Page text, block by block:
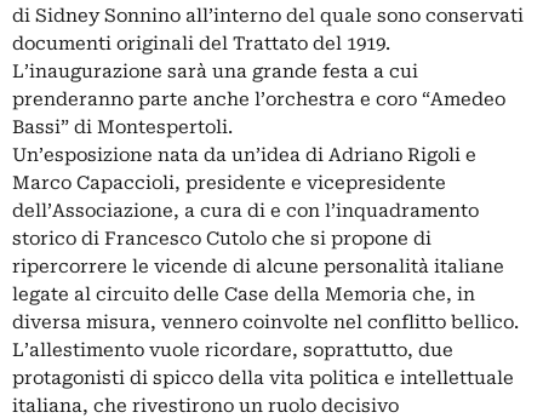
di Sidney Sonnino all’interno del quale sono conservati
documenti originali del Trattato del 1919.
L’inaugurazione sarà una grande festa a cui
prenderanno parte anche l’orchestra e coro “Amedeo
Bassi” di Montespertoli.
Un’esposizione nata da un’idea di Adriano Rigoli e
Marco Capaccioli, presidente e vicepresidente
dell’Associazione, a cura di e con l’inquadramento
storico di Francesco Cutolo che si propone di
ripercorrere le vicende di alcune personalità italiane
legate al circuito delle Case della Memoria che, in
diversa misura, vennero coinvolte nel conflitto bellico.
L’allestimento vuole ricordare, soprattutto, due
protagonisti di spicco della vita politica e intellettuale
italiana, che rivestirono un ruolo decisivo